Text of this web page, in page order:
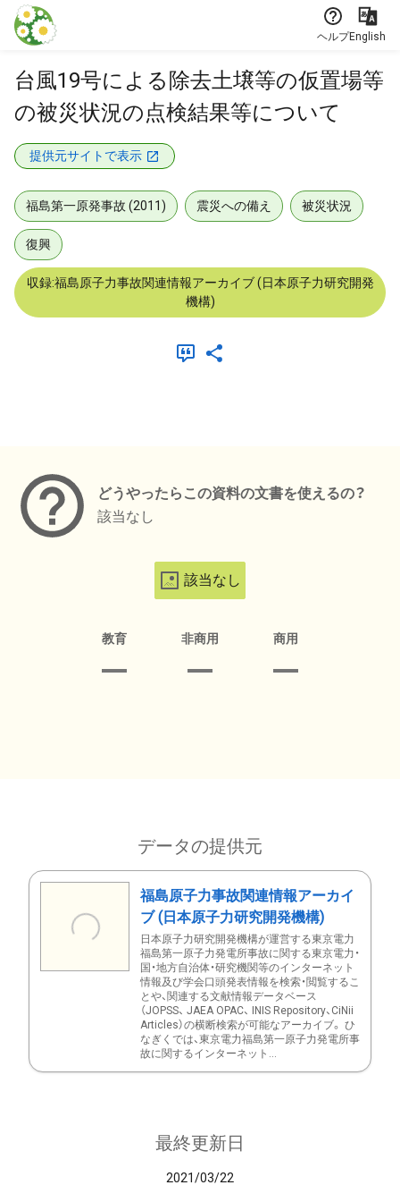
本文に飛ぶ
ヘルプEnglish
台風19号による除去土壌等の仮置場等
の被災状況の点検結果等について
提供元サイトで表示
福島第一原発事故 (2011) 震災への備え 被災状況
復興
収録:福島原子力事故関連情報アーカイブ (日本原子力研究開発
機構)
どうやったらこの資料の文書を使えるの？
該当なし
該当なし
教育 非商用 商用
データの提供元
福島原子力事故関連情報アーカイ
ブ (日本原子力研究開発機構)
日本原子力研究開発機構が運営する東京電力
福島第一原子力発電所事故に関する東京電力・
国・地方自治体・研究機関等のインターネット
情報及び学会口頭発表情報を検索・閲覧するこ
とや、関連する文献情報データベース
（JOPSS、 JAEA OPAC、 INIS Repository、CiNii
Articles）の横断検索が可能なアーカイブ。 ひ
なぎくでは、東京電力福島第一原子力発電所事
故に関するインターネット...
最終更新日
2021/03/22